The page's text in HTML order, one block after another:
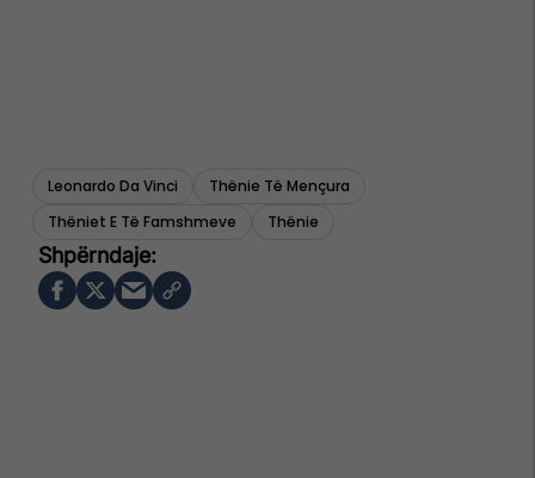
Leonardo Da Vinci
Thënie Të Mençura
Thëniet E Të Famshmeve
Thënie